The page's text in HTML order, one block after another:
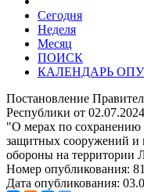
Сегодня
Неделя
Месяц
ПОИСК
КАЛЕНДАРЬ
Постановление
Республики от
"О мерах по сохранению
защитных сооружений и
обороны на территории
Номер опубликования:
Дата опубликования: